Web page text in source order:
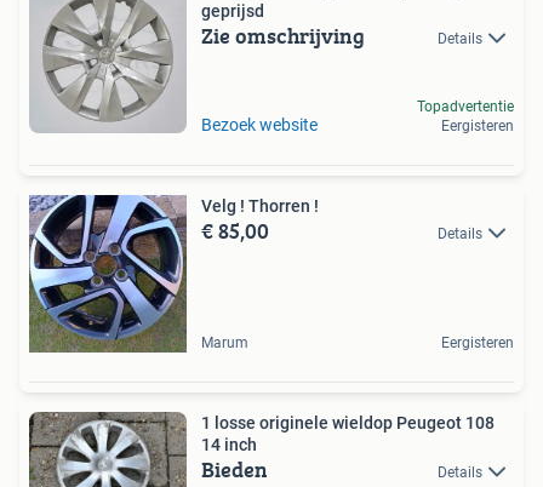
geprijsd
Zie omschrijving Details
Bezoek website
Topadvertentie
Eergisteren
Velg ! Thorren !
€ 85,00 Details
Marum Eergisteren
1 losse originele wieldop Peugeot 108
14 inch
Bieden Details